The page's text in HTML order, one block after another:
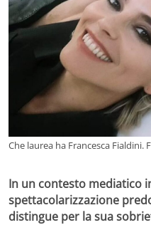
Che laurea ha Francesca Fialdini.
In un contesto mediatico
spettacolarizzazione
distingue per la sua